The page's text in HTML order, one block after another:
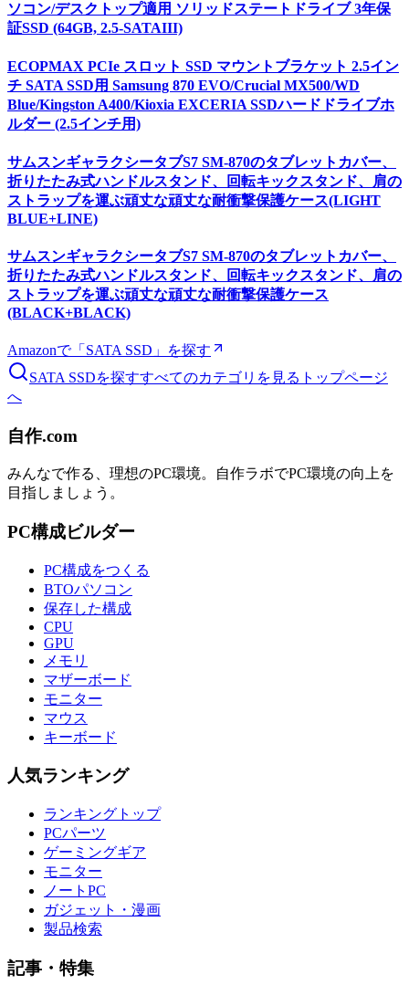
ソコン/デスクトップ適用 ソリッドステートドライブ 3年保
証SSD (64GB, 2.5-SATAIII)
ECOPMAX PCIe スロット SSD マウントブラケット 2.5イン
チ SATA SSD用 Samsung 870 EVO/Crucial MX500/WD
Blue/Kingston A400/Kioxia EXCERIA SSDハードドライブホ
ルダー (2.5インチ用)
サムスンギャラクシータブS7 SM-870のタブレットカバー、
折りたたみ式ハンドルスタンド、回転キックスタンド、肩の
ストラップを運ぶ頑丈な頑丈な耐衝撃保護ケース(LIGHT
BLUE+LINE)
サムスンギャラクシータブS7 SM-870のタブレットカバー、
折りたたみ式ハンドルスタンド、回転キックスタンド、肩の
ストラップを運ぶ頑丈な頑丈な耐衝撃保護ケース
(BLACK+BLACK)
Amazonで「 SATA SSD 」を探す
SATA SSDを探すすべてのカテゴリを見る トップページ
へ
自作.com
みんなで作る、理想のPC環境。 自作ラボでPC環境の向上を
目指しましょう。
PC構成ビルダー
PC構成をつくる
BTOパソコン
保存した構成
CPU
GPU
メモリ
マザーボード
モニター
マウス
キーボード
人気ランキング
ランキングトップ
PCパーツ
ゲーミングギア
モニター
ノートPC
ガジェット・漫画
製品検索
記事・特集